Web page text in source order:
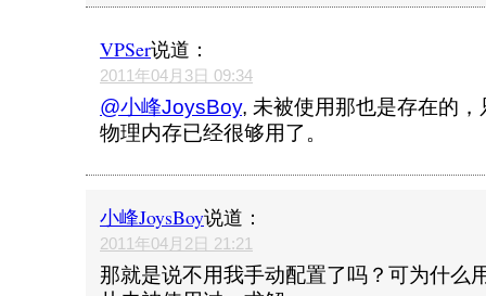
VPSer说道：
2011年04月3日 09:34
@小峰JoysBoy, 未被使用那也是存在的
物理内存已经很够用了。
小峰JoysBoy说道：
2011年04月2日 21:21
那就是说不用我手动配置了吗？可为什么